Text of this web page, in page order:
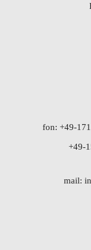
fon: +49-
+49-
mail: